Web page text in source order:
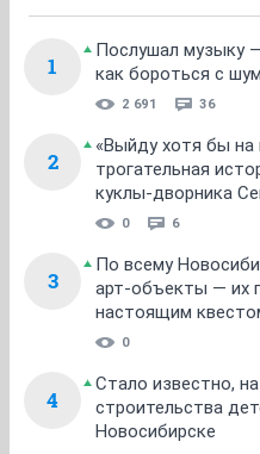
1
Послушал музыку
как бороться с
2 691 36
2
«Выйду хотя бы на
трогательная
куклы-дворника
0 6
3
По всему
арт-объекты — их
настоящим
0
4
Стало известно,
строительства
Новосибирске